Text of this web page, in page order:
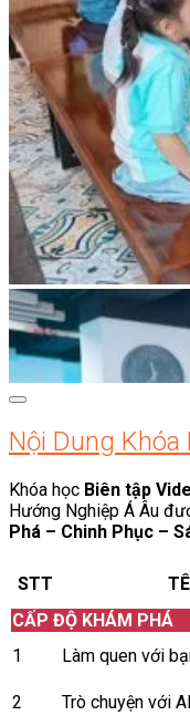
Nội Dung Khóa
Khóa học Biên tập
Hướng Nghiệp Á Âu
Phá – Chinh Phục –
STT
CẤP ĐỘ KHÁM PHÁ
1
Làm quen với
2
Trò chuyện với AI